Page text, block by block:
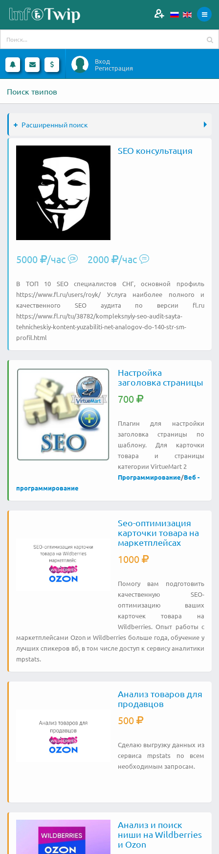
Вход
Регистрация
Поиск твипов
Расширенный поиск
SEO консультация
5000 /час 2000 /час
В ТОП 10 SEO специалистов СНГ, основной профиль
https://www.fl.ru/users/royk/ Услуга наиболее полного и
качественного SEO аудита по версии fl.ru
https://www.fl.ru/tu/38782/kompleksnyiy-seo-audit-sayta-
tehnicheskiy-kontent-yuzabiliti-net-analogov-do-140-str-sm-
profil.html
Настройка
заголовка страницы
700
Плагин для настройки
заголовка страницы по
шаблону. Для карточки
товара и страницы
категории VirtueMart 2
Программирование/Веб -
программирование
Seo-оптимизация
карточки товара на
маркетплейсах
1000
Помогу вам подготовить
качественную SEO-
оптимизацию ваших
карточек товара на
Wildberries. Опыт работы с
маркетплейсами Ozon и Wildberries больше года, обучение у
лучших спикеров вб, в том числе доступ к сервису аналитики
mpstats.
Анализ товаров для
продавцов
500
Сделаю выгрузку данных из
сервиса mpstats по всем
необходимым запросам.
Анализ и поиск
ниши на Wildberries
и Ozon